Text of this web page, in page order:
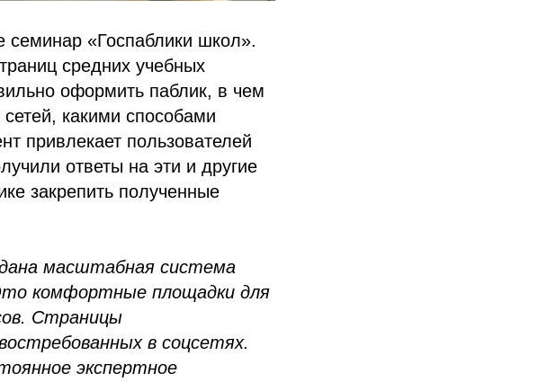
«Госпаблики школ».
средних учебных
оформить паблик, в чем
какими способами
привлекает пользователей
ответы на эти и другие
закрепить полученные
масштабная система
комфортные площадки для
Страницы
в соцсетях.
экспертное